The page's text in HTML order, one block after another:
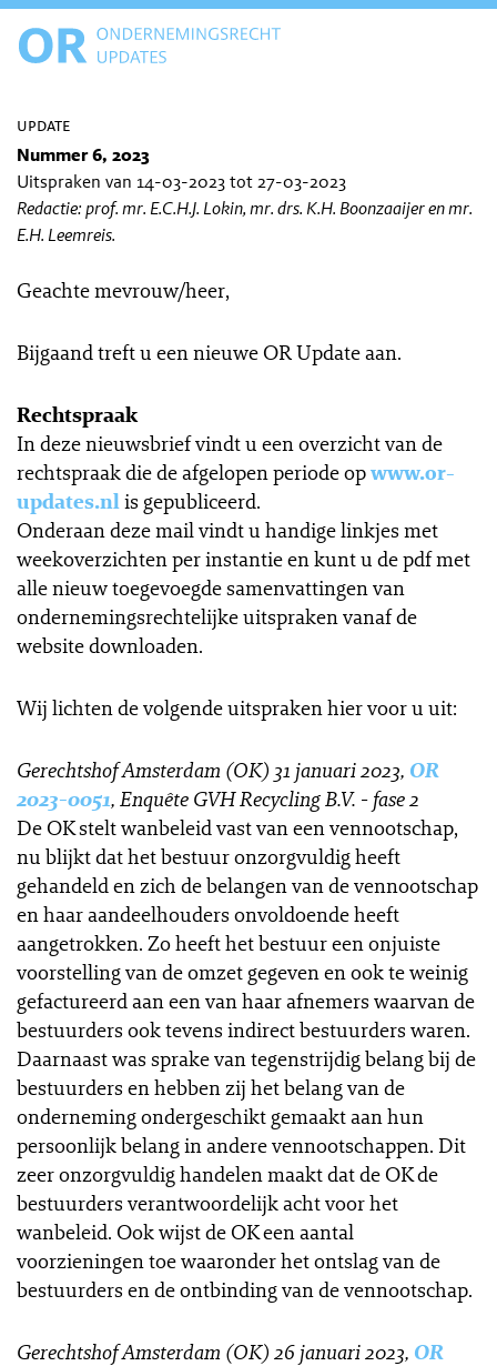
update
Nummer 6, 2023
Uitspraken van 14-03-2023 tot 27-03-2023
Redactie: prof. mr. E.C.H.J. Lokin, mr. drs. K.H. Boonzaaijer en mr.
E.H. Leemreis.
Geachte mevrouw/heer,
Bijgaand treft u een nieuwe OR Update aan.
Rechtspraak
In deze nieuwsbrief vindt u een overzicht van de
rechtspraak die de afgelopen periode opwww.or-
updates.nlis gepubliceerd.
Onderaan deze mail vindt u handige linkjes met
weekoverzichten per instantie en kunt u de pdf met
alle nieuw toegevoegde samenvattingen van
ondernemingsrechtelijke uitspraken vanaf de
website downloaden.
Wij lichten de volgende uitspraken hier voor u uit:
Gerechtshof Amsterdam (OK) 31 januari 2023, OR
2023-0051, Enquête GVH Recycling B.V. - fase 2
De OK stelt wanbeleid vast van een vennootschap,
nu blijkt dat het bestuur onzorgvuldig heeft
gehandeld en zich de belangen van de vennootschap
en haar aandeelhouders onvoldoende heeft
aangetrokken. Zo heeft het bestuur een onjuiste
voorstelling van de omzet gegeven en ook te weinig
gefactureerd aan een van haar afnemers waarvan de
bestuurders ook tevens indirect bestuurders waren.
Daarnaast was sprake van tegenstrijdig belang bij de
bestuurders en hebben zij het belang van de
onderneming ondergeschikt gemaakt aan hun
persoonlijk belang in andere vennootschappen. Dit
zeer onzorgvuldig handelen maakt dat de OK de
bestuurders verantwoordelijk acht voor het
wanbeleid. Ook wijst de OK een aantal
voorzieningen toe waaronder het ontslag van de
bestuurders en de ontbinding van de vennootschap.
Gerechtshof Amsterdam (OK) 26 januari 2023, OR